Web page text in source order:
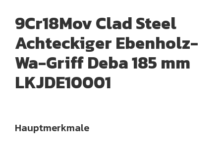
9Cr18Mov Clad Steel
Achteckiger Ebenholz-
Wa-Griff Deba 185 mm
LKJDE10001
Hauptmerkmale